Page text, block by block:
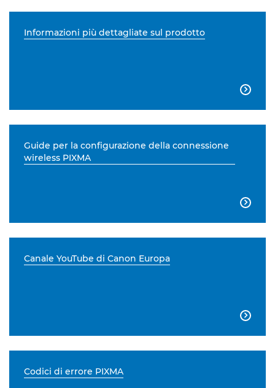
Informazioni più dettagliate sul prodotto

Guide per la configurazione della connessione
wireless PIXMA

Canale YouTube di Canon Europa

Codici di errore PIXMA